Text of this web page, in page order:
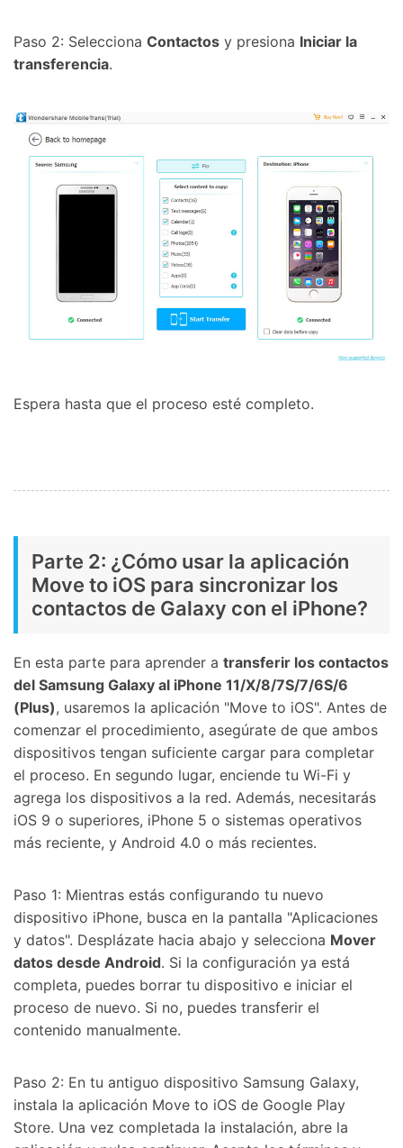
Paso 2: Selecciona Contactos y presiona Iniciar la
transferencia.
Espera hasta que el proceso esté completo.
Parte 2: ¿Cómo usar la aplicación
Move to iOS para sincronizar los
contactos de Galaxy con el iPhone?
En esta parte para aprender a transferir los contactos
del Samsung Galaxy al iPhone 11/X/8/7S/7/6S/6
(Plus), usaremos la aplicación "Move to iOS". Antes de
comenzar el procedimiento, asegúrate de que ambos
dispositivos tengan suficiente cargar para completar
el proceso. En segundo lugar, enciende tu Wi-Fi y
agrega los dispositivos a la red. Además, necesitarás
iOS 9 o superiores, iPhone 5 o sistemas operativos
más reciente, y Android 4.0 o más recientes.
Paso 1: Mientras estás configurando tu nuevo
dispositivo iPhone, busca en la pantalla "Aplicaciones
y datos". Desplázate hacia abajo y selecciona Mover
datos desde Android. Si la configuración ya está
completa, puedes borrar tu dispositivo e iniciar el
proceso de nuevo. Si no, puedes transferir el
contenido manualmente.
Paso 2: En tu antiguo dispositivo Samsung Galaxy,
instala la aplicación Move to iOS de Google Play
Store. Una vez completada la instalación, abre la